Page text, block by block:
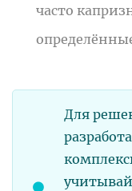
часто
Для